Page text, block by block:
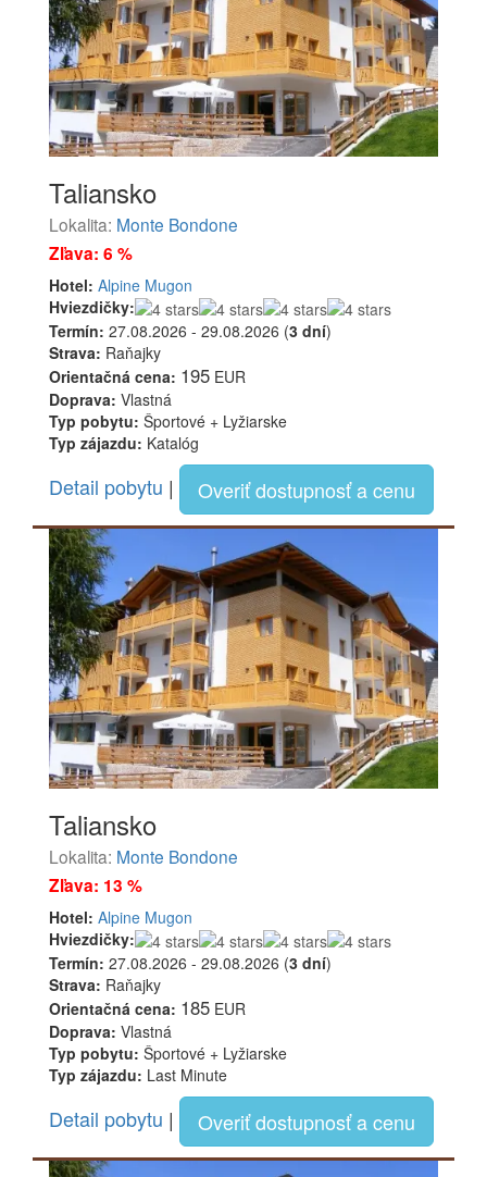
Taliansko
Lokalita: Monte Bondone
Zľava: 6 %
Hotel: Alpine Mugon
Hviezdičky:
Termín: 27.08.2026 - 29.08.2026 (3 dní)
Strava: Raňajky
Orientačná cena: 195 EUR
Doprava: Vlastná
Typ pobytu: Športové + Lyžiarske
Typ zájazdu: Katalóg
Detail pobytu | Overiť dostupnosť a cenu
Taliansko
Lokalita: Monte Bondone
Zľava: 13 %
Hotel: Alpine Mugon
Hviezdičky:
Termín: 27.08.2026 - 29.08.2026 (3 dní)
Strava: Raňajky
Orientačná cena: 185 EUR
Doprava: Vlastná
Typ pobytu: Športové + Lyžiarske
Typ zájazdu: Last Minute
Detail pobytu | Overiť dostupnosť a cenu